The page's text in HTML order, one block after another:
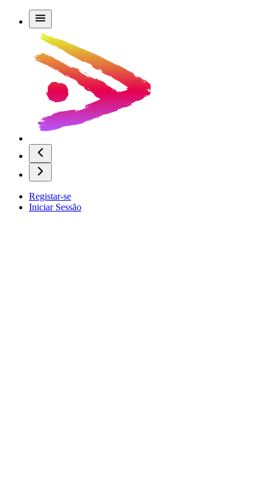
Registar-se
Iniciar Sessão